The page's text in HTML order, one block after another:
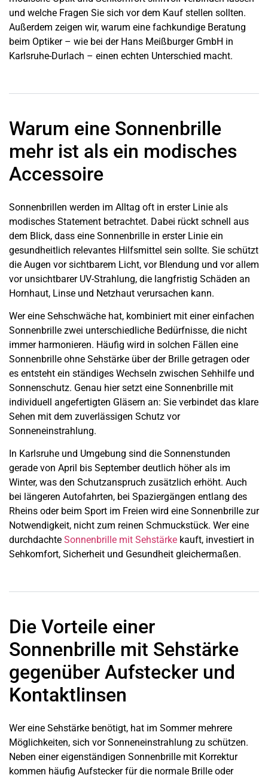
und welche Fragen Sie sich vor dem Kauf stellen sollten.
Außerdem zeigen wir, warum eine fachkundige Beratung
beim Optiker – wie bei der Hans Meißburger GmbH in
Karlsruhe-Durlach – einen echten Unterschied macht.
Warum eine Sonnenbrille
mehr ist als ein modisches
Accessoire
Sonnenbrillen werden im Alltag oft in erster Linie als
modisches Statement betrachtet. Dabei rückt schnell aus
dem Blick, dass eine Sonnenbrille in erster Linie ein
gesundheitlich relevantes Hilfsmittel sein sollte. Sie schützt
die Augen vor sichtbarem Licht, vor Blendung und vor allem
vor unsichtbarer UV-Strahlung, die langfristig Schäden an
Hornhaut, Linse und Netzhaut verursachen kann.
Wer eine Sehschwäche hat, kombiniert mit einer einfachen
Sonnenbrille zwei unterschiedliche Bedürfnisse, die nicht
immer harmonieren. Häufig wird in solchen Fällen eine
Sonnenbrille ohne Sehstärke über der Brille getragen oder
es entsteht ein ständiges Wechseln zwischen Sehhilfe und
Sonnenschutz. Genau hier setzt eine Sonnenbrille mit
individuell angefertigten Gläsern an: Sie verbindet das klare
Sehen mit dem zuverlässigen Schutz vor
Sonneneinstrahlung.
In Karlsruhe und Umgebung sind die Sonnenstunden
gerade von April bis September deutlich höher als im
Winter, was den Schutzanspruch zusätzlich erhöht. Auch
bei längeren Autofahrten, bei Spaziergängen entlang des
Rheins oder beim Sport im Freien wird eine Sonnenbrille zur
Notwendigkeit, nicht zum reinen Schmuckstück. Wer eine
durchdachte Sonnenbrille mit Sehstärke kauft, investiert in
Sehkomfort, Sicherheit und Gesundheit gleichermaßen.
Die Vorteile einer
Sonnenbrille mit Sehstärke
gegenüber Aufstecker und
Kontaktlinsen
Wer eine Sehstärke benötigt, hat im Sommer mehrere
Möglichkeiten, sich vor Sonneneinstrahlung zu schützen.
Neben einer eigenständigen Sonnenbrille mit Korrektur
kommen häufig Aufstecker für die normale Brille oder